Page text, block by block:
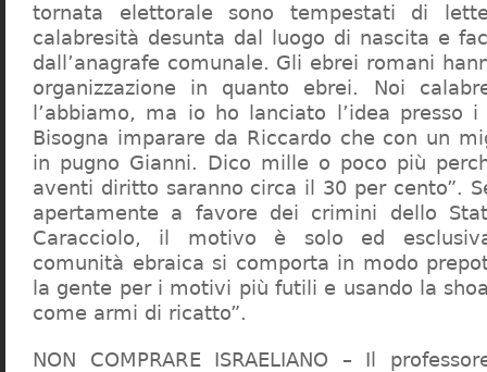
tornata elettorale sono tempestati di
calabresità desunta dal luogo di nascita e
dall’anagrafe comunale. Gli ebrei romani
organizzazione in quanto ebrei. Noi
l’abbiamo, ma io ho lanciato l’idea presso
Bisogna imparare da Riccardo che con un
in pugno Gianni. Dico mille o poco più
aventi diritto saranno circa il 30 per cento”.
apertamente a favore dei crimini dello
Caracciolo, il motivo è solo ed
comunità ebraica si comporta in modo
la gente per i motivi più futili e usando la
come armi di ricatto”.
NON COMPRARE ISRAELIANO – Il